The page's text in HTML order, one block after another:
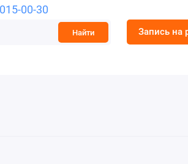
00-30
Найти Запись на